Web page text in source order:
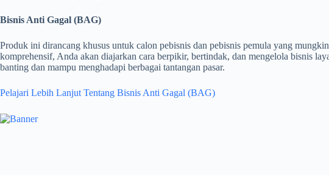
Bisnis Anti Gagal (BAG)
Produk ini dirancang khusus untuk calon pebisnis dan pebisnis pemula yang
komprehensif, Anda akan diajarkan cara berpikir, bertindak, dan mengelola bisnis
banting dan mampu menghadapi berbagai tantangan pasar.
Pelajari Lebih Lanjut Tentang Bisnis Anti Gagal (BAG)